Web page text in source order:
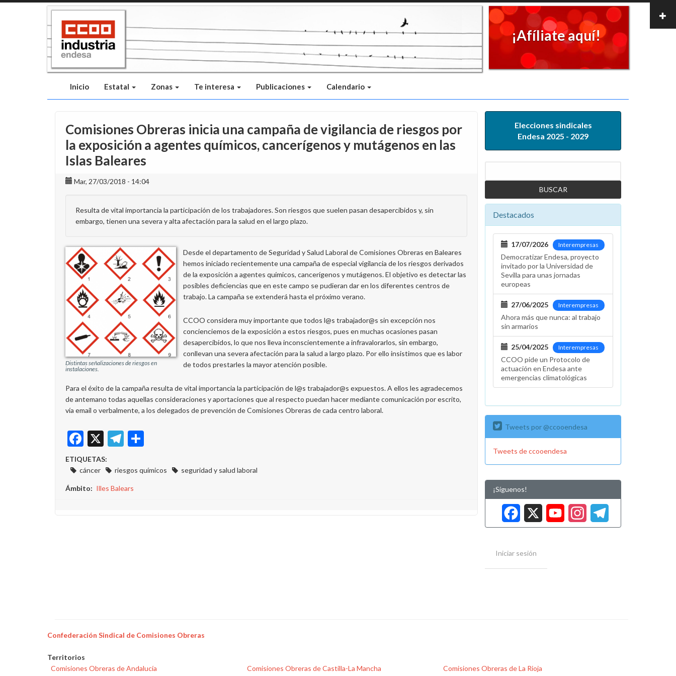
¡Afíliate aquí!
Inicio Estatal Zonas Te interesa Publicaciones Calendario
Comisiones Obreras inicia una campaña de vigilancia de riesgos por
la exposición a agentes químicos, cancerígenos y mutágenos en las
Islas Baleares
Mar, 27/03/2018 - 14:04
Resulta de vital importancia la participación de los trabajadores. Son riesgos que suelen pasan desapercibidos y, sin
embargo, tienen una severa y alta afectación para la salud en el largo plazo.
Distintas señalizaciones de riesgos en
instalaciones.
Desde el departamento de Seguridad y Salud Laboral de Comisiones Obreras en Baleares
hemos iniciado recientemente una campaña de especial vigilancia de los riesgos derivados
de la exposición a agentes químicos, cancerígenos y mutágenos. El objetivo es detectar las
posibles deficiencias que en este campo se pudieran dar en los diferentes centros de
trabajo. La campaña se extenderá hasta el próximo verano.
CCOO considera muy importante que todos l@s trabajador@s sin excepción nos
concienciemos de la exposición a estos riesgos, pues en muchas ocasiones pasan
desapercibidos, lo que nos lleva inconscientemente a infravalorarlos, sin embargo,
conllevan una severa afectación para la salud a largo plazo. Por ello insistimos que es labor
de todos prestarles la mayor atención posible.
Para el éxito de la campaña resulta de vital importancia la participación de l@s trabajador@s expuestos. A ellos les agradecemos
de antemano todas aquellas consideraciones y aportaciones que al respecto puedan hacer mediante comunicación por escrito,
vía email o verbalmente, a los delegados de prevención de Comisiones Obreras de cada centro laboral.
Facebook
X Telegram
ETIQUETAS:
cáncer
riesgos químicos seguridad y salud laboral
Ámbito Illes Balears
Elecciones sindicales
Endesa 2025 - 2029
Destacados
Interempresas
17/07/2026
Democratizar Endesa, proyecto
invitado por la Universidad de
Sevilla para unas jornadas
europeas
Interempresas
27/06/2025
Ahora más que nunca: al trabajo
sin armarios
Interempresas
25/04/2025
CCOO pide un Protocolo de
actuación en Endesa ante
emergencias climatológicas
Tweets por @ccooendesa
Tweets de ccooendesa
¡Síguenos!
Facebook
XYouTube
Iniciar sesión
Confederación Sindical de Comisiones Obreras
Territorios
Comisiones Obreras de Andalucía
Comisiones Obreras de Castilla-La Mancha
Comisiones Obreras de La Rioja